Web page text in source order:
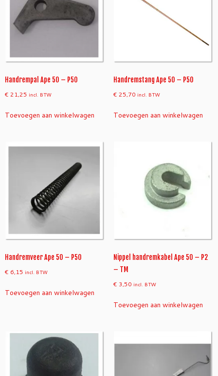
Handrempal Ape 50 – P50
€ 21,25 incl. BTW
Toevoegen aan winkelwagen
Handremstang Ape 50 – P50
€ 25,70 incl. BTW
Toevoegen aan winkelwagen
Handremveer Ape 50 – P50
€ 6,15 incl. BTW
Toevoegen aan winkelwagen
Nippel handremkabel Ape 50 – P2
– TM
€ 3,50 incl. BTW
Toevoegen aan winkelwagen